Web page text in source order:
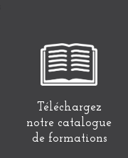
Téléchargez
notre catalogue
de formations